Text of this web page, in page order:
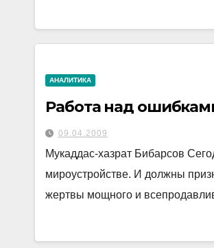
АНАЛИТИКА
Работа над
09.04.2009
Мукаддас-хазрат Бибарсов
мироустройстве. И должны
жертвы мощного и